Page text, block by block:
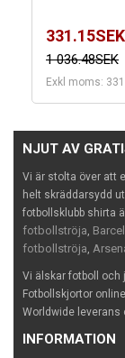
331.15SEK
1 036.48SEK
Exkl moms:
NJUT AV
Vi är stolta över att
helt skräddarsydd
fotbollsklubb shirta
fotbollströja
fotbollströja
Vi älskar fotboll och
Fotbollskjortor
Worldwide leverans
INFORMATION